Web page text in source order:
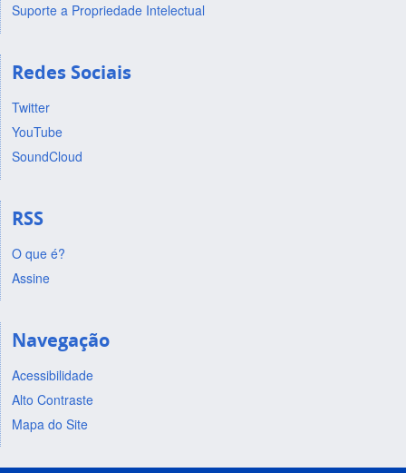
Suporte a Propriedade Intelectual
Redes Sociais
Twitter
YouTube
SoundCloud
RSS
O que é?
Assine
Navegação
Acessibilidade
Alto Contraste
Mapa do Site